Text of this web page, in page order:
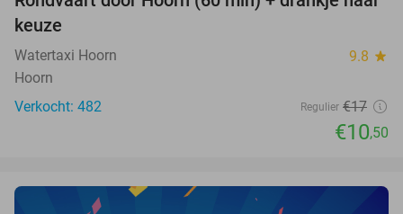
38%
keuze
Watertaxi Hoorn 9.8 star
Hoorn
Verkocht: 482
Regulier €17
€10,50